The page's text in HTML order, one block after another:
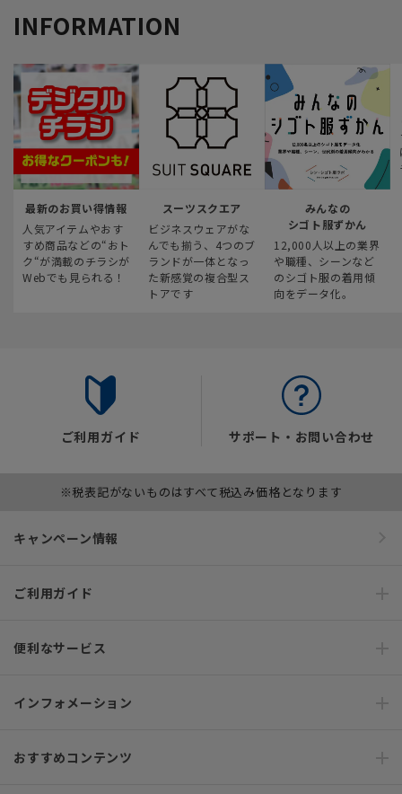
INFORMATION
最新のお買い得情報
人気アイテムやおす
すめ商品などの“おト
ク“が満載のチラシが
Webでも見られる！
スーツスクエア
ビジネスウェアがな
んでも揃う、4つのブ
ランドが一体となっ
た新感覚の複合型ス
トアです
みんなの
シゴト服ずかん
12,000人以上の業界
や職種、シーンなど
のシゴト服の着用傾
向をデータ化。
ご利用ガイド サポート・お問い合わせ
※税表記がないものはすべて税込み価格となります
キャンペーン情報
ご利用ガイド
便利なサービス
インフォメーション
おすすめコンテンツ